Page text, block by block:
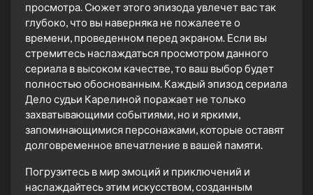
просмотра. Сюжет этого эпизода увлечет вас так
глубоко, что вы наверняка не пожалеете о
времени, проведенном перед экраном. Если вы
стремитесь наслаждаться просмотром данного
сериала в высоком качестве, то ваш выбор будет
полностью обоснованным. Каждый эпизод сериала
Дело судьи Карелиной поражает не только
захватывающими событиями, но и яркими,
запоминающимися персонажами, которые оставят
долговременное впечатление в вашей памяти.
Погрузитесь в мир эмоций и приключений и
наслаждайтесь этим искусством, созданным